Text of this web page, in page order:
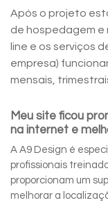
Após o projeto
de hospedagem e
line e os serviços
empresa)
mensais,
Meu site ficou
na internet e
A A9 Design é
profissionais
proporcionam um
melhorar a